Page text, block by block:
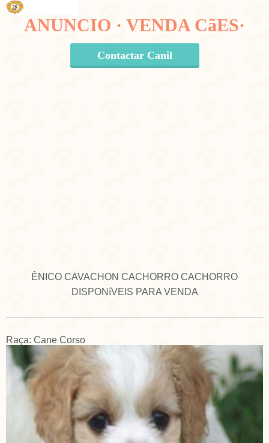
ANUNCIO · VENDA CãES·
Contactar Canil
ÊNICO CAVACHON CACHORRO CACHORRO
DISPONíVEIS PARA VENDA
Raça: Cane Corso